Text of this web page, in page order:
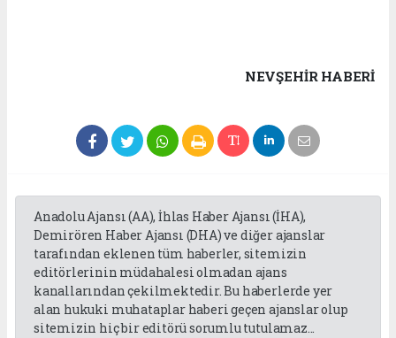
NEVŞEHIR HABERİ
Anadolu Ajansı (AA), İhlas Haber Ajansı (İHA),
Demirören Haber Ajansı (DHA) ve diğer ajanslar
tarafından eklenen tüm haberler, sitemizin
editörlerinin müdahalesi olmadan ajans
kanallarından çekilmektedir. Bu haberlerde yer
alan hukuki muhataplar haberi geçen ajanslar olup
sitemizin hiç bir editörü sorumlu tutulamaz...